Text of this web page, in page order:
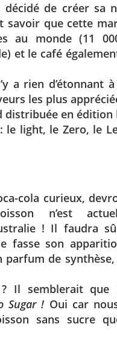
décidé de créer sa
savoir que cette
au monde (11
et le café
a rien d’étonnant
les plus
distribuée en
le light, le Zero, le
cola curieux,
n’est
! Il faudra
fasse son
parfum de
Il semblerait que
Sugar !Oui car
sans sucre